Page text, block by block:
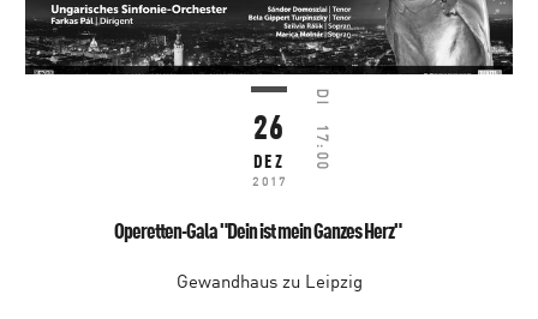
26
DEZ
2017
DI
17:00
Operetten-Gala "Dein ist mein Ganzes Herz"
Gewandhaus zu Leipzig